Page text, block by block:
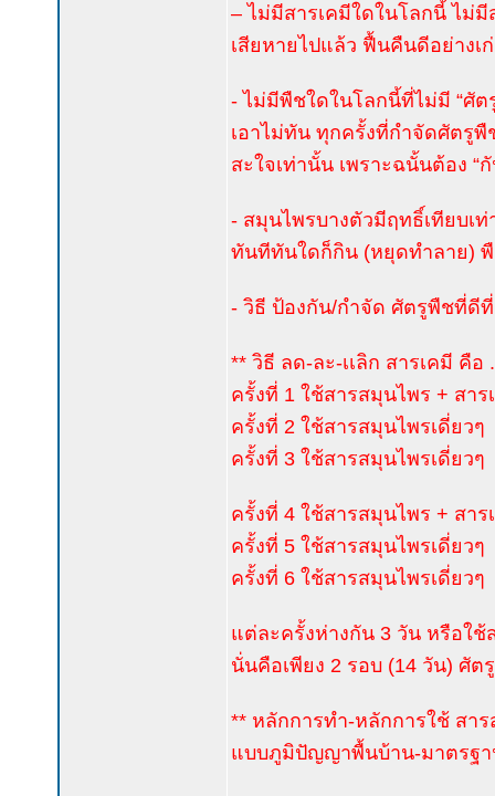
– ไม่มีสารเคมีใดในโลกนี้ ไม่
เสียหายไปแล้ว ฟื้นคืนดีอย่างเก่
- ไม่มีพืชใดในโลกนี้ที่ไม่มี “ศัต
เอาไม่ทัน ทุกครั้งที่กำจัดศัตรู
สะใจเท่านั้น เพราะฉนั้นต้อง “
- สมุนไพรบางตัวมีฤทธิ์เทียบเ
ทันทีทันใดก็กิน (หยุดทำลาย)
- วิธี ป้องกัน/กำจัด ศัตรูพืชที่ดี
** วิธี ลด-ละ-เเลิก สารเคมี คือ
ครั้งที่ 1 ใช้สารสมุนไพร + สาร
ครั้งที่ 2 ใช้สารสมุนไพรเดี่ยวๆ
ครั้งที่ 3 ใช้สารสมุนไพรเดี่ยวๆ
ครั้งที่ 4 ใช้สารสมุนไพร + สาร
ครั้งที่ 5 ใช้สารสมุนไพรเดี่ยวๆ
ครั้งที่ 6 ใช้สารสมุนไพรเดี่ยวๆ
แต่ละครั้งห่างกัน 3 วัน หรือใช้
นั่นคือเพียง 2 รอบ (14 วัน) ศั
** หลักการทำ-หลักการใช้ สา
แบบภูมิปัญญาพื้นบ้าน-มาตรฐา